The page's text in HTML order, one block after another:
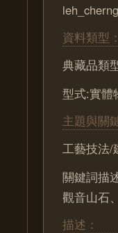
資料類型：
典藏品類
型式:實體
主題與關
工藝技法/
關鍵詞描
觀音山石
描述：